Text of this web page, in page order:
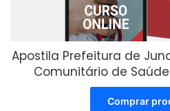
Apostila Prefeitura de
Comunitário de
Comprar